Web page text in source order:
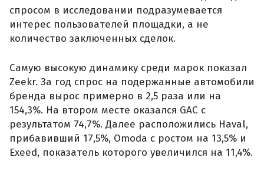
спросом в исследовании подразумевается
интерес пользователей площадки, а не
количество заключенных сделок.
Самую высокую динамику среди марок показал
Zeekr. За год спрос на подержанные автомобили
бренда вырос примерно в 2,5 раза или на
154,3%. На втором месте оказался GAC с
результатом 74,7%. Далее расположились Haval,
прибавивший 17,5%, Omoda с ростом на 13,5% и
Exeed, показатель которого увеличился на 11,4%.